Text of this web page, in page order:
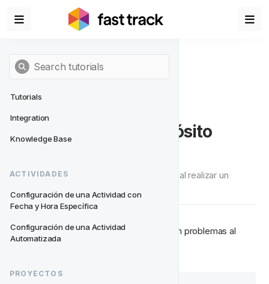
Tutorials
Integration
Knowledge Base
ACTIVIDADES
Configuración de una Actividad con
Fecha y Hora Específica
Configuración de una Actividad
Automatizada
PROYECTOS
Intervención por Depósito
Fallido
Asistir a jugadores que tienen problemas al realizar un
Ofrecer asistencia a jugadores que tienen problemas al
realizar un depósito.